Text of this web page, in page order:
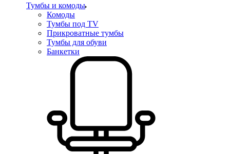
Тумбы и комоды
Комоды
Тумбы под TV
Прикроватные тумбы
Тумбы для обуви
Банкетки